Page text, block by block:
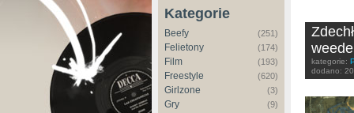
Kategorie
Beefy (251)
Felietony (174)
Film (193)
Freestyle (620)
Girlzone (3)
Gry (9)
kategorie:
dodano: